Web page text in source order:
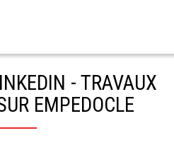
- TRAVAUX
EMPEDOCLE